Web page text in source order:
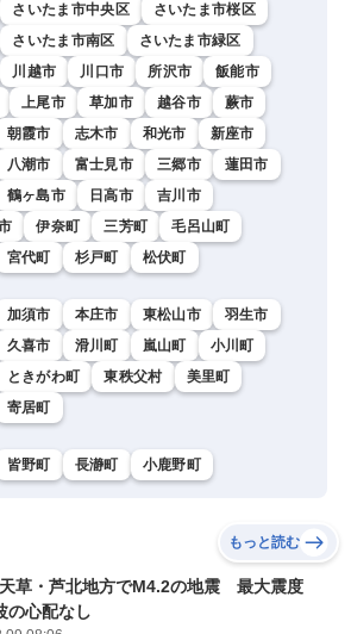
さいたま市中央区
さいたま市桜区
さいたま市南区
さいたま市緑区
川越市 川口市 所沢市
飯能市
上尾市 草加市 越谷市
蕨市
朝霞市 志木市 和光市
新座市
八潮市 富士見市 三郷市
蓮田市
鶴ヶ島市 日高市
吉川市
伊奈町 三芳町
毛呂山町
宮代町 杉戸町 松伏町
加須市 本庄市 東松山市
羽生市
久喜市 滑川町 嵐山町
小川町
ときがわ町 東秩父村
美里町
寄居町
皆野町 長瀞町 小鹿野町
もっと読む
草・芦北地方でM4.2の地震 最大震度
心配なし